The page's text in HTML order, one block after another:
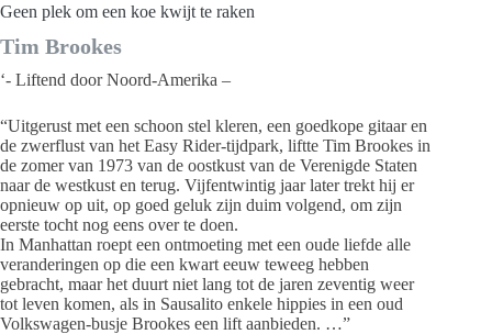
Geen plek om een koe kwijt te raken
Tim Brookes
‘- Liftend door Noord-Amerika –
“Uitgerust met een schoon stel kleren, een goedkope gitaar en
de zwerflust van het Easy Rider-tijdpark, liftte Tim Brookes in
de zomer van 1973 van de oostkust van de Verenigde Staten
naar de westkust en terug. Vijfentwintig jaar later trekt hij er
opnieuw op uit, op goed geluk zijn duim volgend, om zijn
eerste tocht nog eens over te doen.
In Manhattan roept een ontmoeting met een oude liefde alle
veranderingen op die een kwart eeuw teweeg hebben
gebracht, maar het duurt niet lang tot de jaren zeventig weer
tot leven komen, als in Sausalito enkele hippies in een oud
Volkswagen-busje Brookes een lift aanbieden. …”